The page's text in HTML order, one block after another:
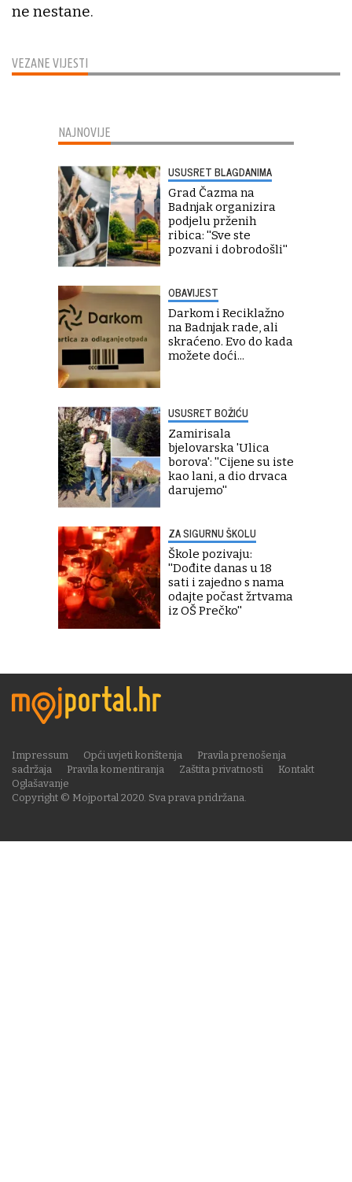
VEZANE VIJESTI
ne nestane.
NAJNOVIJE
USUSRET BLAGDANIMA
Grad Čazma na
Badnjak organizira
podjelu prženih
ribica: ''Sve ste
pozvani i dobrodošli''
OBAVIJEST
Darkom i Reciklažno
na Badnjak rade, ali
skraćeno. Evo do kada
možete doći...
USUSRET BOŽIĆU
Zamirisala
bjelovarska 'Ulica
borova': ''Cijene su iste
kao lani, a dio drvaca
darujemo''
ZA SIGURNU ŠKOLU
Škole pozivaju:
''Dođite danas u 18
sati i zajedno s nama
odajte počast žrtvama
iz OŠ Prečko''
Copyright © Mojportal 2020. Sva prava pridržana.
Impressum Opći uvjeti korištenja
Pravila prenošenja
sadržaja
Pravila komentiranja Zaštita privatnosti
Kontakt
Oglašavanje